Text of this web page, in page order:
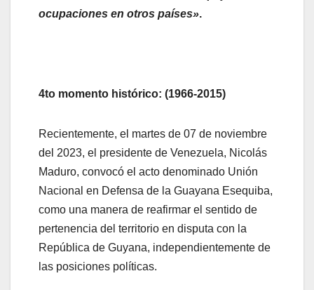
ocupaciones en otros países».
4to momento histórico: (1966-2015)
Recientemente, el martes de 07 de noviembre
del 2023, el presidente de Venezuela, Nicolás
Maduro, convocó el acto denominado Unión
Nacional en Defensa de la Guayana Esequiba,
como una manera de reafirmar el sentido de
pertenencia del territorio en disputa con la
República de Guyana, independientemente de
las posiciones políticas.